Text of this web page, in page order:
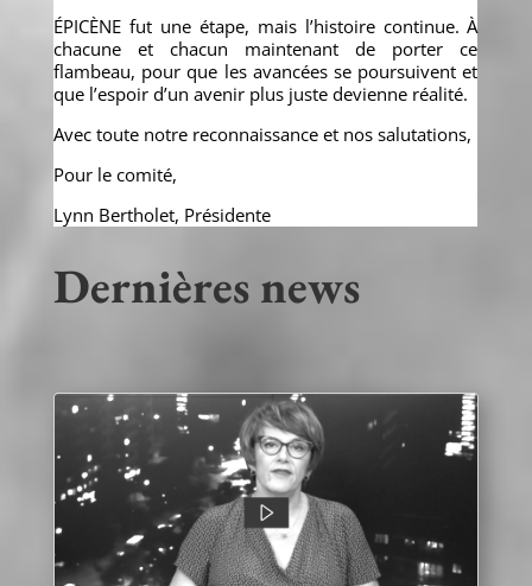
ÉPICÈNE fut une étape, mais l’histoire continue. À
chacune et chacun maintenant de porter ce
flambeau, pour que les avancées se poursuivent et
que l’espoir d’un avenir plus juste devienne réalité.
Avec toute notre reconnaissance et nos salutations,
Pour le comité,
Lynn Bertholet, Présidente
Dernières news